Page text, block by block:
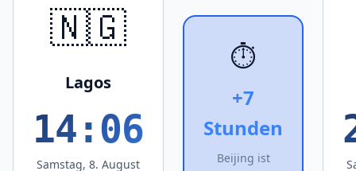
🇳🇬
Lagos
14:06
Samstag, 8. August
⏱️
+7
Stunden
Beijing ist